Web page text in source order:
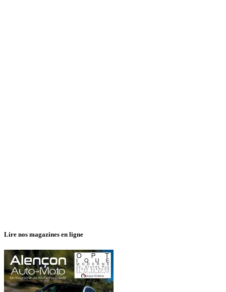
Lire nos magazines en ligne